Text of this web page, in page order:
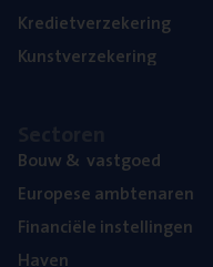
Kre­diet­ver­ze­ke­ring
Kunst­ver­ze­ke­ring
Bouw& vastgoed
Euro­pe­se ambtenaren
Finan­ci­ë­le instellingen
Haven